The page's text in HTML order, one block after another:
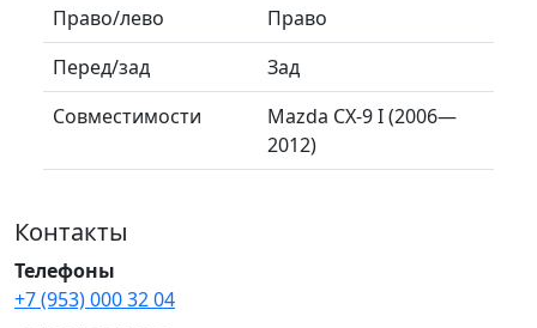
Право/лево
Право
Перед/зад
Зад
Совместимости
Mazda CX-9 I (2006—
2012)
Контакты
Телефоны
+7 (953) 000 32 04